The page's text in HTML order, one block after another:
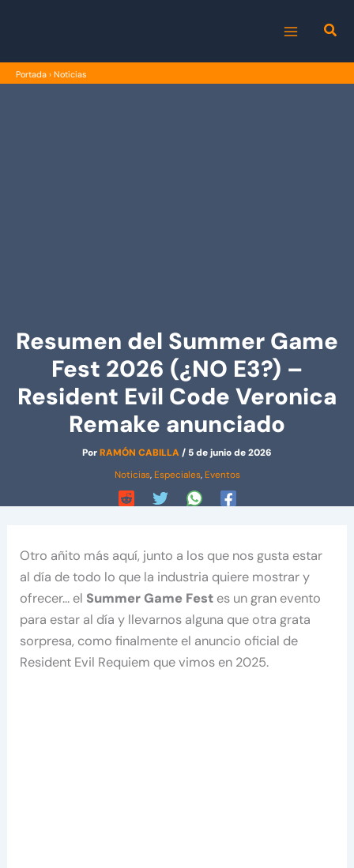
MENU
Portada › Noticias
Resumen del Summer Game
Fest 2026 (¿NO E3?) –
Resident Evil Code Veronica
Remake anunciado
PorRAMÓN CABILLA/ 5 de junio de 2026
Noticias, Especiales, Eventos
Otro añito más aquí, junto a los que nos gusta estar
al día de todo lo que la industria quiere mostrar y
ofrecer… el Summer Game Fest es un gran evento
para estar al día y llevarnos alguna que otra grata
sorpresa, como finalmente el anuncio oficial de
Resident Evil Requiem que vimos en 2025.